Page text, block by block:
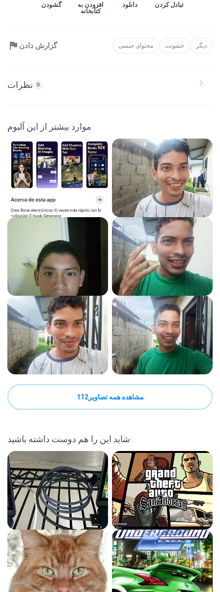
گشودن
افزودن به
کتابخانه
دانلود تبادل کردن
گزارش دادن محتوای جنسی خشونت دیگر
نظرات 0
موارد بیشتر از این آلبوم
مشاهده همه تصاویر112
شاید این را هم دوست داشته باشید